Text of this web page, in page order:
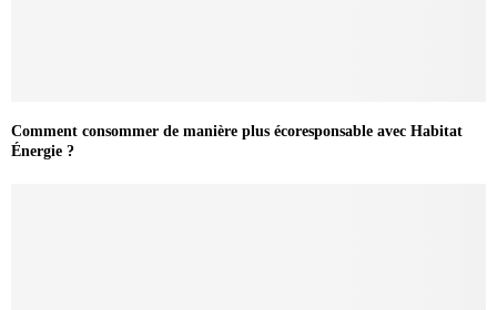
Comment consommer de manière plus écoresponsable avec Habitat
Énergie ?